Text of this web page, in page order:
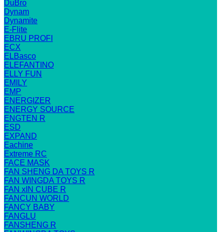
DuBro
Dynam
Dynamite
E-Flite
EBRU PROFI
ECX
ELBasco
ELEFANTINO
ELLY FUN
EMILY
EMP
ENERGIZER
ENERGY SOURCE
ENGTEN R
ESD
EXPAND
Eachine
Extreme RC
FACE MASK
FAN SHENG DA TOYS R
FAN WINGDA TOYS R
FAN xIN CUBE R
FANCUN WORLD
FANCY BABY
FANGLU
FANSHENG R